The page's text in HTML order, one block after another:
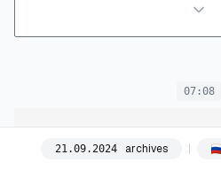
07:08
Gazeta.ru
21.09.2024 archives